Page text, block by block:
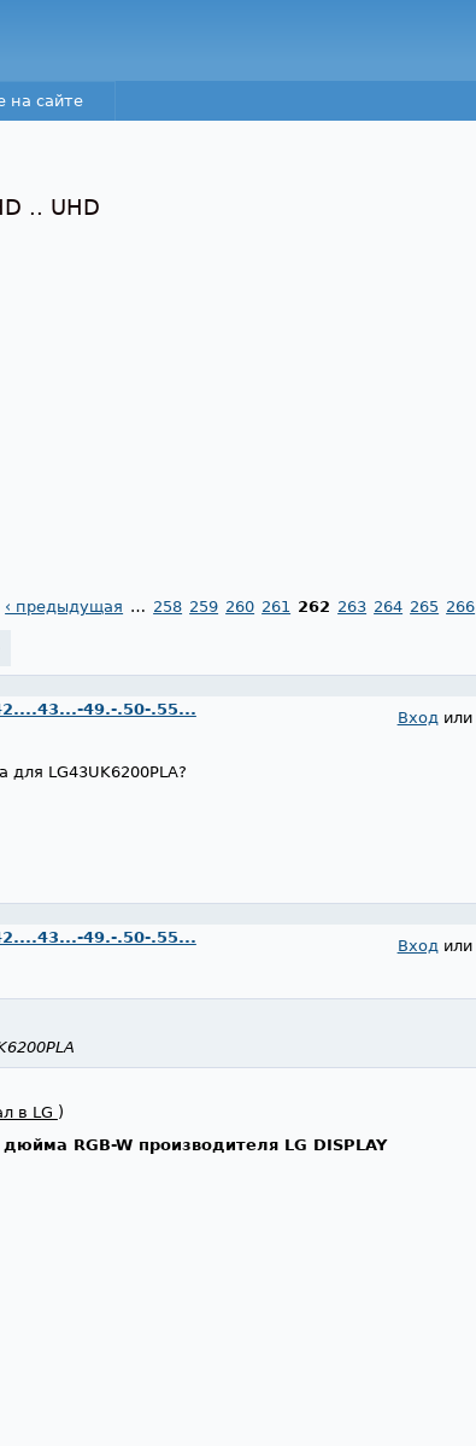
на сайте
.. UHD
‹ предыдущая … 258 259 260 261 262 263 264 265 266
Входили
49.-.50-.55...
LG43UK6200PLA?
Входили
49.-.50-.55...
в LG )
RGB-W производителя LG DISPLAY